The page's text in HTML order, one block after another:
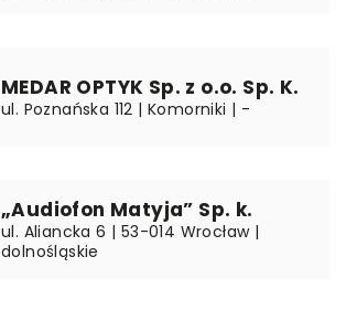
MEDAR OPTYK Sp. z o.o. Sp. K.
ul. Poznańska 112 | Komorniki | -
„Audiofon Matyja” Sp. k.
ul. Aliancka 6 | 53-014 Wrocław |
dolnośląskie